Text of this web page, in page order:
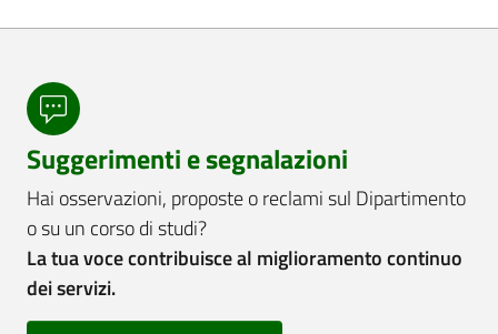
Suggerimenti e segnalazioni
Hai osservazioni, proposte o reclami sul Dipartimento
o su un corso di studi?
La tua voce contribuisce al miglioramento continuo
dei servizi.